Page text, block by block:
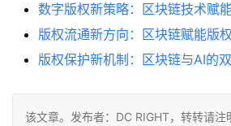
数字版权新策略：区块链技术赋
版权流通新方向：区块链赋能版
版权保护新机制：区块链与AI的
该文章。发布者：DC RIGHT，转转请注